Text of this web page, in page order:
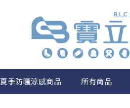
夏季防曬涼感商品 所有商品